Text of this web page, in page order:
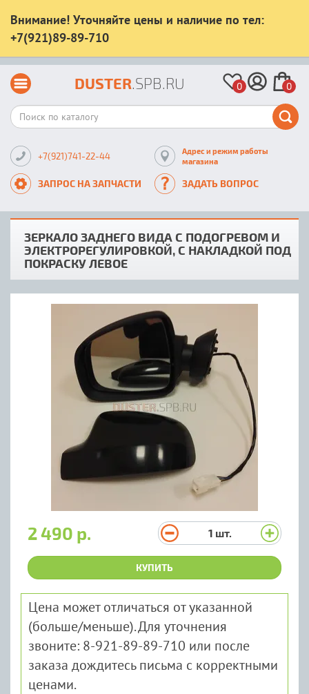
Внимание! Уточняйте цены и наличие по тел:
+7(921)89-89-710
DUSTER.SPB.RU 0 0
+7(921)741-22-44
Адрес и режим работы
магазина
ЗАПРОС НА ЗАПЧАСТИ ЗАДАТЬ ВОПРОС
ЗЕРКАЛО ЗАДНЕГО ВИДА С ПОДОГРЕВОМ И
ЭЛЕКТРОРЕГУЛИРОВКОЙ, С НАКЛАДКОЙ ПОД
ПОКРАСКУ ЛЕВОЕ
2 490 р. 1 шт.
КУПИТЬ
Цена может отличаться от указанной
(больше/меньше). Для уточнения
звоните: 8-921-89-89-710 или после
заказа дождитесь письма с корректными
ценами.